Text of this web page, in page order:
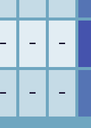
– – –
– – –